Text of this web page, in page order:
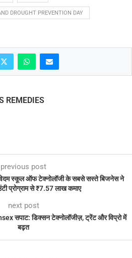
DROUGHT PREVENTION DAY
REMEDIES
previous post
वेदम स्कूल ऑफ टेक्नोलॉजी के सबसे सस्ते बिजनेस ने
प्रोग्राम से ₹7.57 लाख कमाए
next post
सपाट: डिक्सन टेक्नोलॉजीज़, ट्रेंट और विप्रो में
बढ़त